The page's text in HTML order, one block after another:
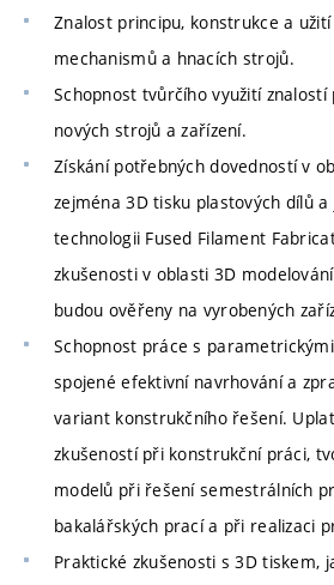
Znalost principu, konstrukce a
mechanismů a hnacích strojů.
Schopnost tvůrčího využití
nových strojů a zařízení.
Získání potřebných dovedností v
zejména 3D tisku plastových dílů
technologii Fused Filament
zkušenosti v oblasti 3D
budou ověřeny na vyrobených
Schopnost práce s
spojené efektivní navrhování a
variant konstrukčního řešení.
zkušeností při konstrukční práci,
modelů při řešení semestrálních
bakalářských prací a při realizaci
Praktické zkušenosti s 3D tiskem,